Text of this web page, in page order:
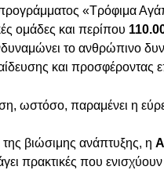
«Τρόφιμα
ομάδες και περίπου
το ανθρώπινο
και προσφέροντας
ωστόσο, παραμένει η
της βιώσιμης ανάπτυξης, η
πρακτικές που